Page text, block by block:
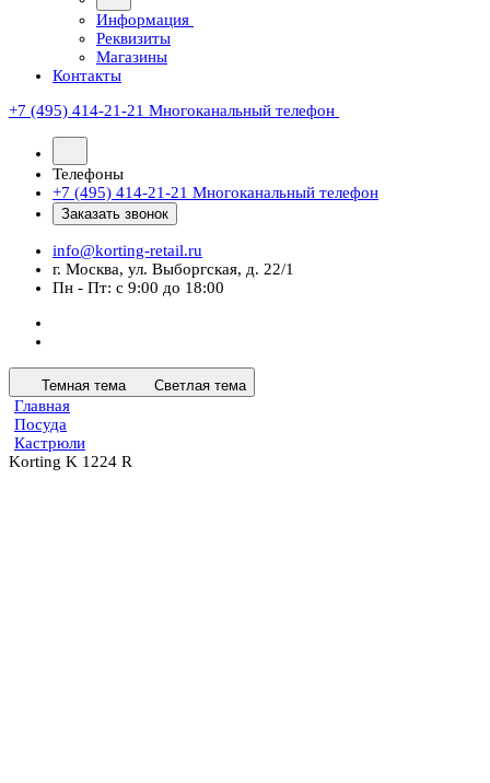
Информация
Реквизиты
Магазины
Контакты
+7 (495) 414-21-21 Многоканальный телефон
Телефоны
+7 (495) 414-21-21 Многоканальный телефон
Заказать звонок
info@korting-retail.ru
г. Москва, ул. Выборгская, д. 22/1
Пн - Пт: с 9:00 до 18:00
Темная тема Светлая тема
Главная
Посуда
Кастрюли
Korting K 1224 R